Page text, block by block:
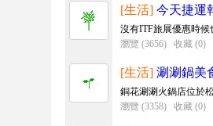
[生活] 今天捷運
沒有ITF旅展優惠時候
瀏覽 (3656)
收藏 (0)
[生活] 涮涮鍋美
銅花涮涮火鍋店位於
瀏覽 (3358)
收藏 (0)